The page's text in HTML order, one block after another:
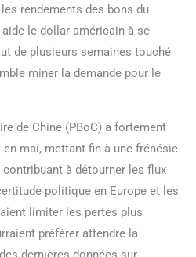
rendements des bons du
le dollar américain à se
de plusieurs semaines touché
miner la demande pour le
de Chine (PBoC) a fortement
mai, mettant fin à une frénésie
contribuant à détourner les flux
politique en Europe et les
limiter les pertes plus
préférer attendre la